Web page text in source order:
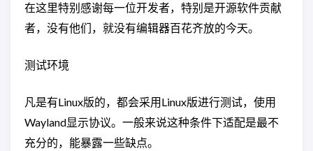
在这里特别感谢每一位开发者，特别是开源软件贡献
者，没有他们，就没有编辑器百花齐放的今天。
测试环境
凡是有Linux版的，都会采用Linux版进行测试，使用
Wayland显示协议。一般来说这种条件下适配是最不
充分的，能暴露一些缺点。